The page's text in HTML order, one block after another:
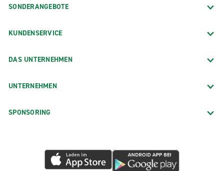
SONDERANGEBOTE
KUNDENSERVICE
DAS UNTERNEHMEN
UNTERNEHMEN
SPONSORING